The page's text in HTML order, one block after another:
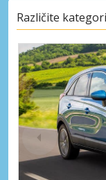
Različite